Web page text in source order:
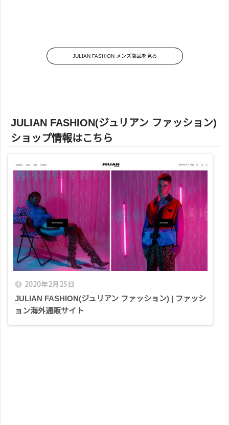
JULIAN FASHION メンズ商品を見る
JULIAN FASHION(ジュリアン ファッション)
ショップ情報はこちら
2020年2月25日
JULIAN FASHION(ジュリアン ファッション) | ファッシ
ョン海外通販サイト